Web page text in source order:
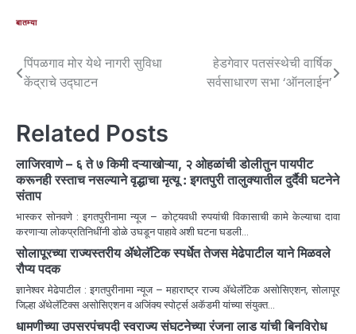
बातम्या
पिंपळगाव मोर येथे नागरी सुविधा
केंद्राचे उद्घाटन
हेडगेवार पतसंस्थेची वार्षिक
सर्वसाधारण सभा ‘ऑनलाईन’
Related Posts
लाजिरवाणे – ६ ते ७ किमी दऱ्याखोऱ्या, २ ओहळांची डोलीतुन पायपीट
करूनही रस्ताच नसल्याने वृद्धाचा मृत्यू : इगतपुरी तालुक्यातील दुर्दैवी घटनेने
संताप
भास्कर सोनवणे : इगतपुरीनामा न्यूज – कोट्यवधी रुपयांची विकासाची कामे केल्याचा दावा
करणाऱ्या लोकप्रतिनिधींनी डोळे उघडून पाहावे अशी घटना घडली…
सोलापूरच्या राज्यस्तरीय ॲथेलॅटिक स्पर्धेत तेजस मेढेपाटील याने मिळवले
रौप्य पदक
ज्ञानेश्वर मेढेपाटील : इगतपुरीनामा न्यूज – महाराष्ट्र राज्य ॲथेलॅटिक असोसिएशन, सोलापूर
जिल्हा ॲथेलॅटिक्स असोसिएशन व अजिंक्य स्पोर्ट्स अकॅडमी यांच्या संयुक्त…
धामणीच्या उपसरपंचपदी स्वराज्य संघटनेच्या रंजना लाड यांची बिनविरोध